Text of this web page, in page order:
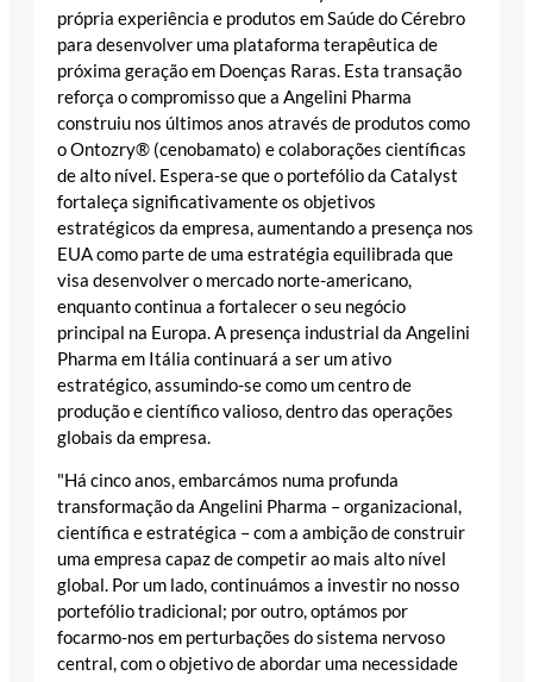
própria experiência e produtos em Saúde do Cérebro
para desenvolver uma plataforma terapêutica de
próxima geração em Doenças Raras. Esta transação
reforça o compromisso que a Angelini Pharma
construiu nos últimos anos através de produtos como
o Ontozry® (cenobamato) e colaborações científicas
de alto nível. Espera-se que o portefólio da Catalyst
fortaleça significativamente os objetivos
estratégicos da empresa, aumentando a presença nos
EUA como parte de uma estratégia equilibrada que
visa desenvolver o mercado norte-americano,
enquanto continua a fortalecer o seu negócio
principal na Europa. A presença industrial da Angelini
Pharma em Itália continuará a ser um ativo
estratégico, assumindo-se como um centro de
produção e científico valioso, dentro das operações
globais da empresa.
"Há cinco anos, embarcámos numa profunda
transformação da Angelini Pharma – organizacional,
científica e estratégica – com a ambição de construir
uma empresa capaz de competir ao mais alto nível
global. Por um lado, continuámos a investir no nosso
portefólio tradicional; por outro, optámos por
focarmo-nos em perturbações do sistema nervoso
central, com o objetivo de abordar uma necessidade